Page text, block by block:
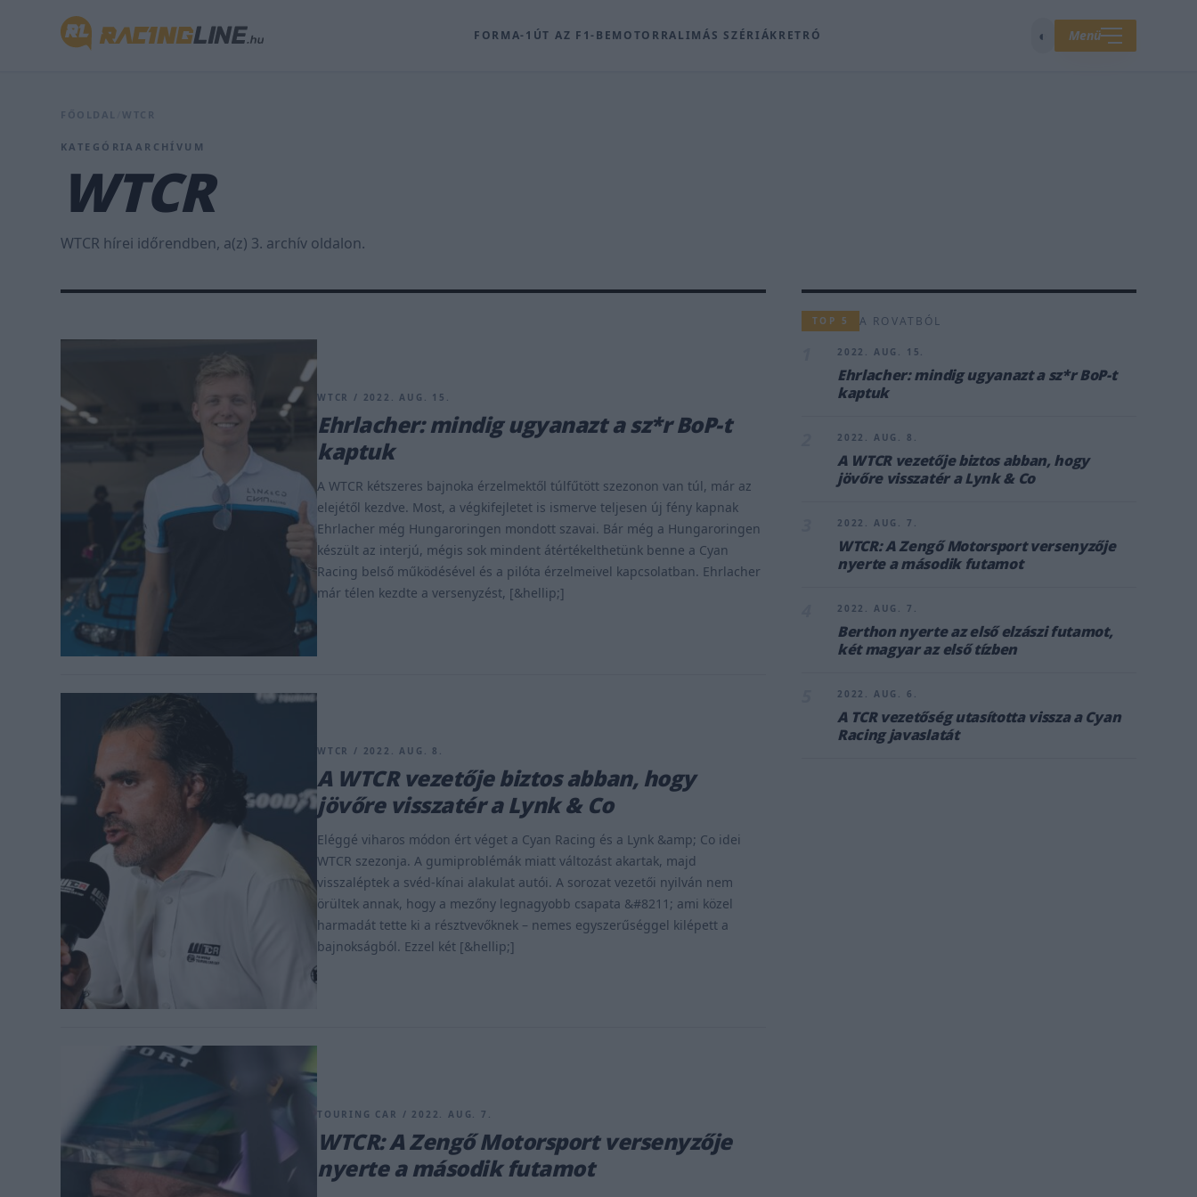
FORMA-1 ÚT AZ F1-BEMOTORRALIMÁS SZÉRIÁKRETRÓ ◐ Menü
FŐOLDAL WTCR
KATEGÓRIAARCHÍVUM
WTCR
WTCR hírei időrendben, a(z) 3. archív oldalon.
WTCR / 2022. AUG. 15.
Ehrlacher: mindig ugyanazt a sz*r BoP-t
kaptuk
A WTCR kétszeres bajnoka érzelmektől túlfűtött szezonon van túl, már az
elejétől kezdve. Most, a végkifejletet is ismerve teljesen új fény kapnak
Ehrlacher még Hungaroringen mondott szavai. Bár még a Hungaroringen
készült az interjú, mégis sok mindent átértékelthetünk benne a Cyan
Racing belső működésével és a pilóta érzelmeivel kapcsolatban. Ehrlacher
már télen kezdte a versenyzést, [&hellip;]
WTCR / 2022. AUG. 8.
A WTCR vezetője biztos abban, hogy
jövőre visszatér a Lynk & Co
Eléggé viharos módon ért véget a Cyan Racing és a Lynk &amp; Co idei
WTCR szezonja. A gumiproblémák miatt változást akartak, majd
visszaléptek a svéd-kínai alakulat autói. A sorozat vezetői nyilván nem
örültek annak, hogy a mezőny legnagyobb csapata &#8211; ami közel
harmadát tette ki a résztvevőknek – nemes egyszerűséggel kilépett a
bajnokságból. Ezzel két [&hellip;]
TOURING CAR / 2022. AUG. 7.
WTCR: A Zengő Motorsport versenyzője
nyerte a második futamot
TOP 5 A ROVATBÓL
2022. AUG. 15.
Ehrlacher: mindig ugyanazt a sz*r BoP-t
kaptuk
2022. AUG. 8.
A WTCR vezetője biztos abban, hogy
jövőre visszatér a Lynk & Co
2022. AUG. 7.
WTCR: A Zengő Motorsport versenyzője
nyerte a második futamot
2022. AUG. 7.
Berthon nyerte az első elzászi futamot,
két magyar az első tízben
2022. AUG. 6.
A TCR vezetőség utasította vissza a Cyan
Racing javaslatát